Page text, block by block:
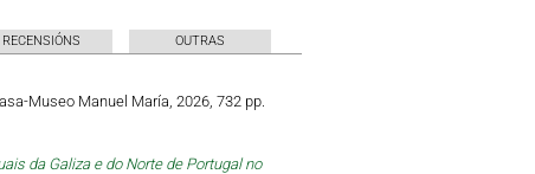
RECENSIÓNS OUTRAS
Museo Manuel María, 2026, 732 pp.
da Galiza e do Norte de Portugal no